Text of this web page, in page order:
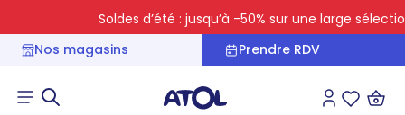
Soldes d’été : jusqu’à -50% sur une large sélection
Nos magasins
Prendre RDV
Connexion